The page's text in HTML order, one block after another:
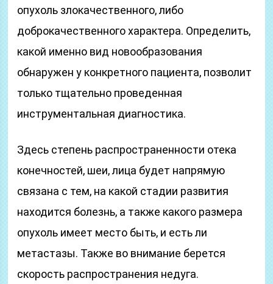
опухоль злокачественного, либо
доброкачественного характера. Определить,
какой именно вид новообразования
обнаружен у конкретного пациента, позволит
только тщательно проведенная
инструментальная диагностика.
Здесь степень распространенности отека
конечностей, шеи, лица будет напрямую
связана с тем, на какой стадии развития
находится болезнь, а также какого размера
опухоль имеет место быть, и есть ли
метастазы. Также во внимание берется
скорость распространения недуга.